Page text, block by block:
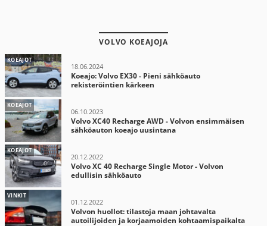
VOLVO KOEAJOJA
KOEAJOT
18.06.2024
Koeajo: Volvo EX30 - Pieni sähköauto
rekisteröintien kärkeen
KOEAJOT
06.10.2023
Volvo XC40 Recharge AWD - Volvon ensimmäisen
sähköauton koeajo uusintana
KOEAJOT
20.12.2022
Volvo XC 40 Recharge Single Motor - Volvon
edullisin sähköauto
VINKIT
01.12.2022
Volvon huollot: tilastoja maan johtavalta
autoilijoiden ja korjaamoiden kohtaamispaikalta